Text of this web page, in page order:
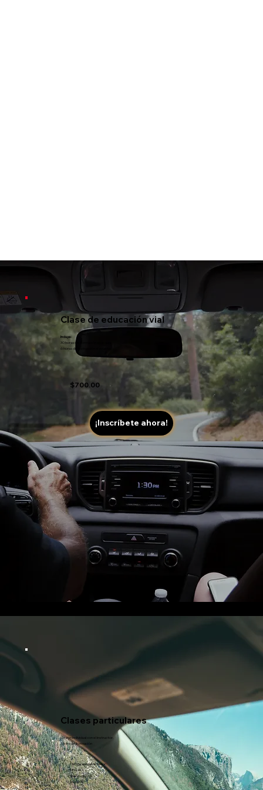
Clase de educación vial
Incluye:
30 horas de formación en el aula
6 horas de instrucción al volante
$700.00
¡Inscríbete ahora!
Clases particulares
Sesión individual con el instructor.
1 hora de formación
Cliente actual/anterior:
$80.00
Nuevo cliente:
$100.00